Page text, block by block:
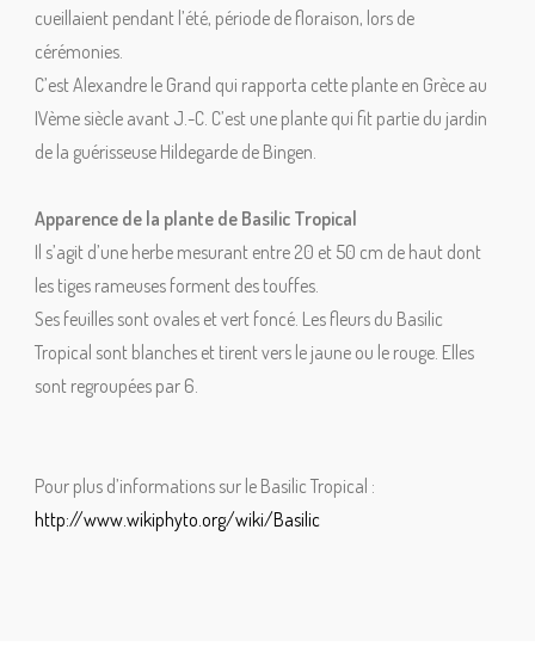
cueillaient pendant l’été, période de floraison, lors de
cérémonies.
C’est Alexandre le Grand qui rapporta cette plante en Grèce au
IVème siècle avant J.-C. C’est une plante qui fit partie du jardin
de la guérisseuse Hildegarde de Bingen.
Apparence de la plante de Basilic Tropical
Il s’agit d’une herbe mesurant entre 20 et 50 cm de haut dont
les tiges rameuses forment des touffes.
Ses feuilles sont ovales et vert foncé. Les fleurs du Basilic
Tropical sont blanches et tirent vers le jaune ou le rouge. Elles
sont regroupées par 6.
Pour plus d’informations sur le Basilic Tropical :
http://www.wikiphyto.org/wiki/Basilic